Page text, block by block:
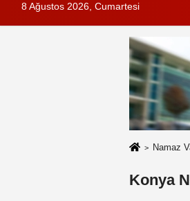
8 Ağustos 2026, Cumartesi
Namaz
Konya